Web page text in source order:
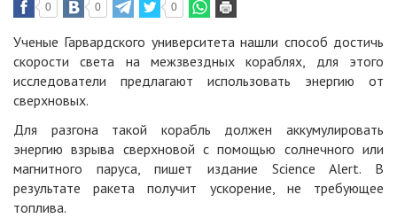
0 0 0
Ученые Гарвардского университета нашли способ достичь
скорости света на межзвездных кораблях, для этого
исследователи предлагают использовать энергию от
сверхновых.
Для разгона такой корабль должен аккумулировать
энергию взрыва сверхновой с помощью солнечного или
магнитного паруса, пишет издание Science Alert. В
результате ракета получит ускорение, не требующее
топлива.